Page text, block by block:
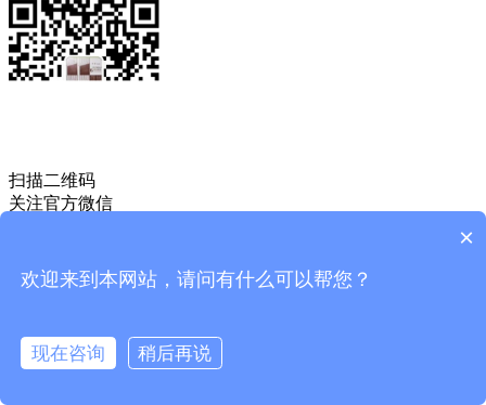
扫描二维码
关注官方微信
备案号：蜀ICP备14016710号-1
×
欢迎来到本网站，请问有什么可以帮您？
现在咨询 稍后再说